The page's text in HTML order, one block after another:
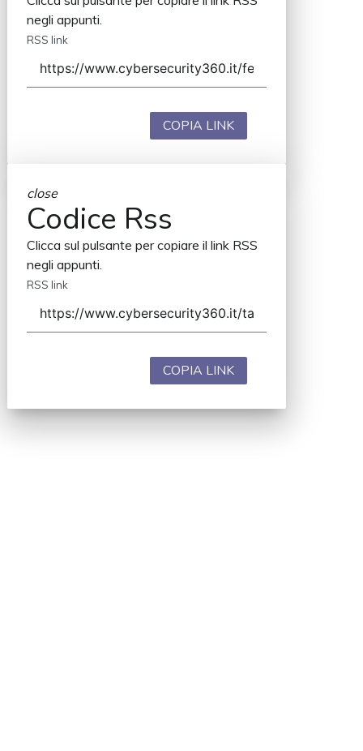
negli appunti.
RSS link
COPIA LINK
close
Codice Rss
Clicca sul pulsante per copiare il link RSS
negli appunti.
RSS link
COPIA LINK